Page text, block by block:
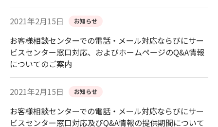
2021年2月15日 お知らせ
お客様相談センターでの電話・メール対応ならびにサー
ビスセンター窓口対応、およびホームページのQ&A情報
についてのご案内
2021年2月15日 お知らせ
お客様相談センターでの電話・メール対応ならびにサー
ビスセンター窓口対応及びQ&A情報の提供期間について